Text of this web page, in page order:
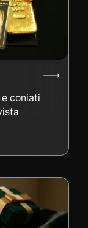
e coniati